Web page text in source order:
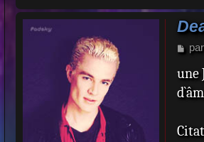
M
s
s
a
e
par
une